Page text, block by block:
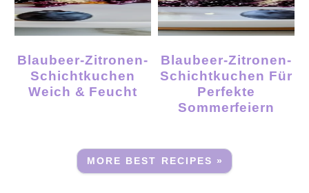
Blaubeer-Zitronen-
Schichtkuchen
Weich & Feucht
Blaubeer-Zitronen-
Schichtkuchen Für
Perfekte
Sommerfeiern
MORE BEST RECIPES »